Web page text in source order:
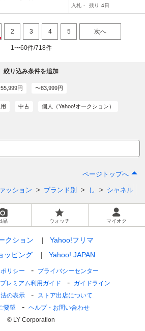
入札 - 残り 4日
2 3 4 5 次へ
1〜60件/718件
絞り込み条件を追加
円 〜83,999円
中古 個人（Yahoo!オークション）
ページトップへ
ッション ブランド別 し シャネル
品 ウォッチ マイオク
クション
Yahoo!フリマ
ッピング
Yahoo! JAPAN
リシー
プライバシーセンター
レミアム利用ガイド
ガイドライン
の表示
ストア出店について
要望
ヘルプ・お問い合わせ
© LY Corporation